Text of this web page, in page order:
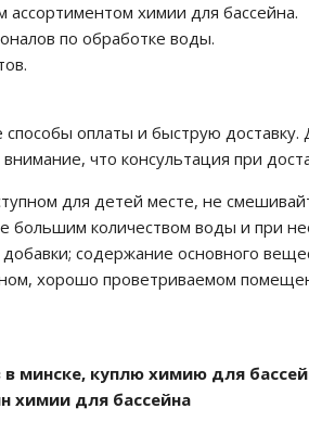
химии для бассейна.
по обработке воды.
оплаты и быструю доставку.
что консультация при
для детей месте, не
количеством воды и при
содержание основного
хорошо проветриваемом
минске, куплю химию для
химии для бассейна